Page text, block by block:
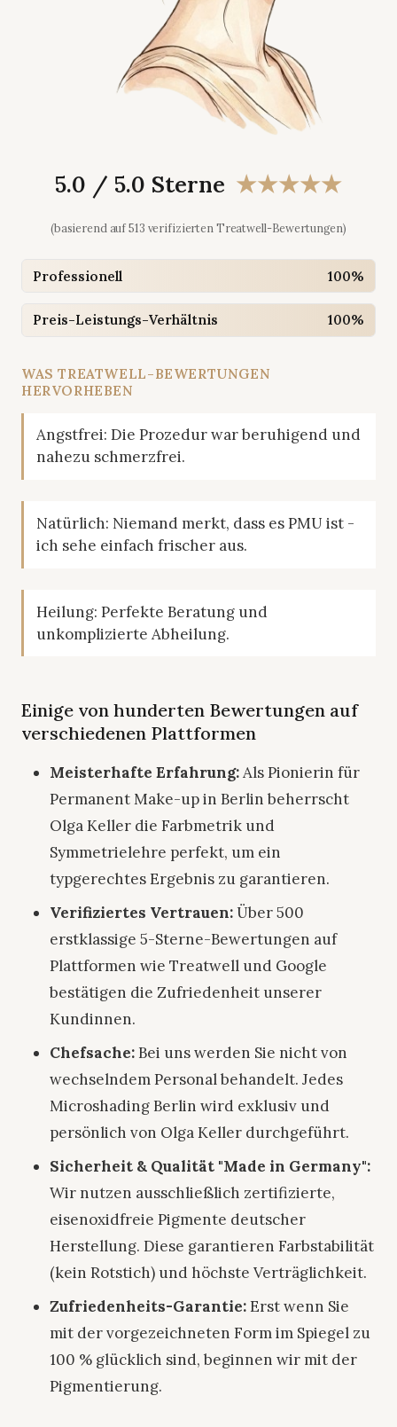
5.0 / 5.0 Sterne ★★★★★
(basierend auf 513 verifizierten Treatwell-Bewertungen)
Professionell 100%
Preis-Leistungs-Verhältnis 100%
WAS TREATWELL-BEWERTUNGEN
HERVORHEBEN
Angstfrei: Die Prozedur war beruhigend und
nahezu schmerzfrei.
Natürlich: Niemand merkt, dass es PMU ist -
ich sehe einfach frischer aus.
Heilung: Perfekte Beratung und
unkomplizierte Abheilung.
Einige von hunderten Bewertungen auf
verschiedenen Plattformen
Meisterhafte Erfahrung:Als Pionierin für
Permanent Make-up in Berlin beherrscht
Olga Keller die Farbmetrik und
Symmetrielehre perfekt, um ein
typgerechtes Ergebnis zu garantieren.
Verifiziertes Vertrauen:Über 500
erstklassige 5-Sterne-Bewertungen auf
Plattformen wie Treatwell und Google
bestätigen die Zufriedenheit unserer
Kundinnen.
Chefsache:Bei uns werden Sie nicht von
wechselndem Personal behandelt. Jedes
Microshading Berlin wird exklusiv und
persönlich von Olga Keller durchgeführt.
Sicherheit & Qualität "Made in Germany":
Wir nutzen ausschließlich zertifizierte,
eisenoxidfreie Pigmente deutscher
Herstellung. Diese garantieren Farbstabilität
(kein Rotstich) und höchste Verträglichkeit.
Zufriedenheits-Garantie:Erst wenn Sie
mit der vorgezeichneten Form im Spiegel zu
100 % glücklich sind, beginnen wir mit der
Pigmentierung.